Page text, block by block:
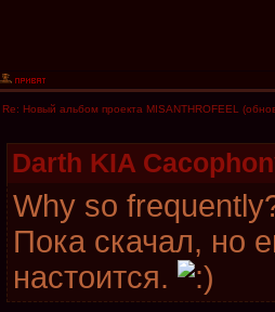
Re: Новый альбом проекта MISANTHROFEEL
Darth KIA
Why so
Пока скачал, но
настоится.